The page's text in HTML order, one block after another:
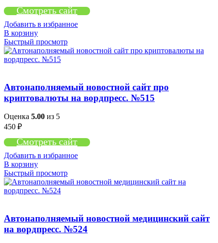
Смотреть сайт
Добавить в избранное
В корзину
Быстрый просмотр
Автонаполняемый новостной сайт про
криптовалюты на вордпресс. №515
Оценка 5.00 из 5
450 ₽
Смотреть сайт
Добавить в избранное
В корзину
Быстрый просмотр
Автонаполняемый новостной медицинский сайт
на вордпресс. №524